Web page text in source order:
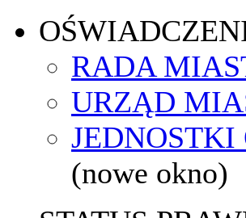
RADA
URZĄD
(nowe okno)